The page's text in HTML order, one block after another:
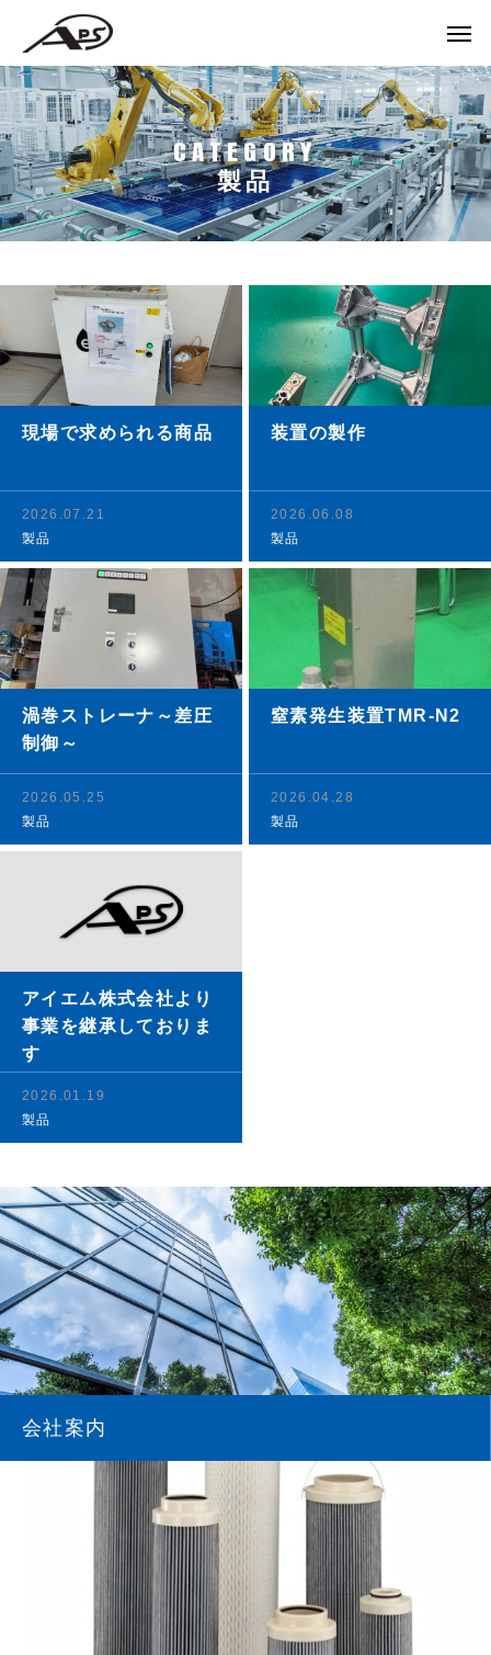
製品
現場で求められる商品
2026.07.21
製品
装置の製作
2026.06.08
製品
渦巻ストレーナ～差圧
制御～
2026.05.25
製品
窒素発生装置TMR-N2
2026.04.28
製品
アイエム株式会社より
事業を継承しておりま
す
2026.01.19
製品
会社案内